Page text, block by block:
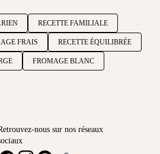
RECETTE FAMILIALE
FRAIS RECETTE ÉQUILIBRÉE
FROMAGE BLANC
nous sur nos réseaux
FACEBOOKINSTAGRAMPINTEREST